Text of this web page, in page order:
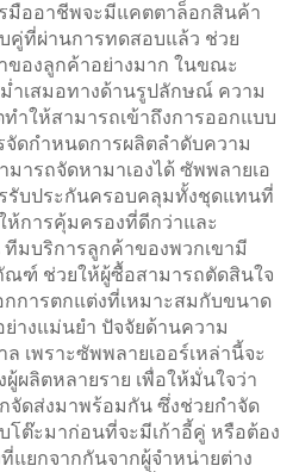
มืออาชีพจะมีแคตตาล็อกสินค้า
ที่ผ่านการทดสอบแล้ว ช่วย
ของลูกค้าอย่างมาก ในขณะ
ำเสมอทางด้านรูปลักษณ์ ความ
ให้สามารถเข้าถึงการออกแบบ
จัดกำหนดการผลิตลำดับความ
ารถจัดหามาเองได้ ซัพพลายเอ
รับประกันครอบคลุมทั้งชุดแทนที่
ห้การคุ้มครองที่ดีกว่าและ
มบริการลูกค้าของพวกเขามี
ณฑ์ ช่วยให้ผู้ซื้อสามารถตัดสินใจ
กการตกแต่งที่เหมาะสมกับขนาด
างแม่นยำ ปัจจัยด้านความ
เพราะซัพพลายเออร์เหล่านี้จะ
ผลิตหลายราย เพื่อให้มั่นใจว่า
ดส่งมาพร้อมกัน ซึ่งช่วยกำจัด
โต๊ะมาก่อนที่จะมีเก้าอี้คู่ หรือต้อง
แยกจากกันจากผู้จำหน่ายต่าง